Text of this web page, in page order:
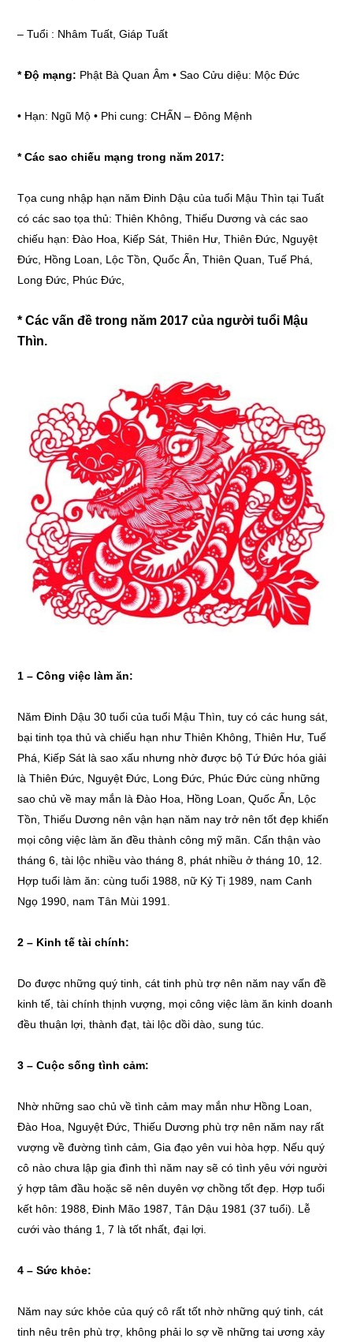
– Tuổi : Nhâm Tuất, Giáp Tuất
* Độ mạng: Phật Bà Quan Âm • Sao Cửu diệu: Mộc Đức
• Hạn: Ngũ Mộ • Phi cung: CHẤN – Đông Mệnh
* Các sao chiếu mạng trong năm 2017:
Tọa cung nhập hạn năm Đinh Dậu của tuổi Mậu Thìn tại Tuất
có các sao tọa thủ: Thiên Không, Thiếu Dương và các sao
chiếu hạn: Đào Hoa, Kiếp Sát, Thiên Hư, Thiên Đức, Nguyệt
Đức, Hồng Loan, Lộc Tồn, Quốc Ấn, Thiên Quan, Tuế Phá,
Long Đức, Phúc Đức,
* Các vấn đề trong năm 2017 của người tuổi Mậu
Thìn.
1 – Công việc làm ăn:
Năm Đinh Dậu 30 tuổi của tuổi Mậu Thìn, tuy có các hung sát,
bại tinh tọa thủ và chiếu hạn như Thiên Không, Thiên Hư, Tuế
Phá, Kiếp Sát là sao xấu nhưng nhờ được bộ Tứ Đức hóa giải
là Thiên Đức, Nguyệt Đức, Long Đức, Phúc Đức cùng những
sao chủ về may mắn là Đào Hoa, Hồng Loan, Quốc Ấn, Lộc
Tồn, Thiếu Dương nên vận hạn năm nay trở nên tốt đẹp khiến
mọi công việc làm ăn đều thành công mỹ mãn. Cẩn thận vào
tháng 6, tài lộc nhiều vào tháng 8, phát nhiều ở tháng 10, 12.
Hợp tuổi làm ăn: cùng tuổi 1988, nữ Kỷ Tị 1989, nam Canh
Ngọ 1990, nam Tân Mùi 1991.
2 – Kinh tế tài chính:
Do được những quý tinh, cát tinh phù trợ nên năm nay vấn đề
kinh tế, tài chính thịnh vượng, mọi công việc làm ăn kinh doanh
đều thuận lợi, thành đạt, tài lộc dồi dào, sung túc.
3 – Cuộc sống tình cảm:
Nhờ những sao chủ về tình cảm may mắn như Hồng Loan,
Đào Hoa, Nguyệt Đức, Thiếu Dương phù trợ nên năm nay rất
vượng về đường tình cảm, Gia đạo yên vui hòa hợp. Nếu quý
cô nào chưa lập gia đình thì năm nay sẽ có tình yêu với người
ý hợp tâm đầu hoặc sẽ nên duyên vợ chồng tốt đẹp. Hợp tuổi
kết hôn: 1988, Đinh Mão 1987, Tân Dậu 1981 (37 tuổi). Lễ
cưới vào tháng 1, 7 là tốt nhất, đại lợi.
4 – Sức khỏe:
Năm nay sức khỏe của quý cô rất tốt nhờ những quý tinh, cát
tinh nêu trên phù trợ, không phải lo sợ về những tai ương xảy